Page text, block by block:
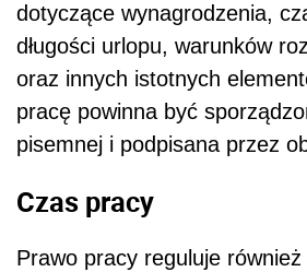
dotyczące wynagrodzenia,
długości urlopu, warunków
oraz innych istotnych
pracę powinna być
pisemnej i podpisana przez
Czas pracy
Prawo pracy reguluje